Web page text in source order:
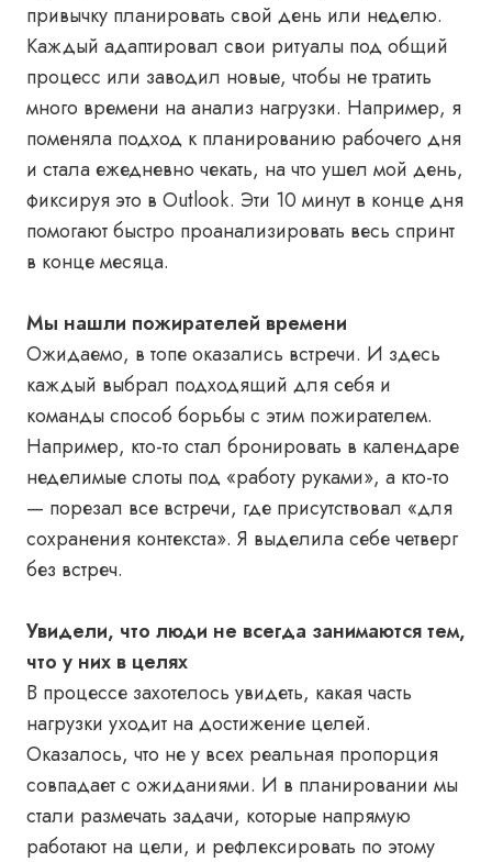
привычку планировать свой день или неделю.
Каждый адаптировал свои ритуалы под общий
процесс или заводил новые, чтобы не тратить
много времени на анализ нагрузки. Например, я
поменяла подход к планированию рабочего дня
и стала ежедневно чекать, на что ушел мой день,
фиксируя это в Outlook. Эти 10 минут в конце дня
помогают быстро проанализировать весь спринт
в конце месяца.
Мы нашли пожирателей времени
Ожидаемо, в топе оказались встречи. И здесь
каждый выбрал подходящий для себя и
команды способ борьбы с этим пожирателем.
Например, кто-то стал бронировать в календаре
неделимые слоты под «работу руками», а кто-то
— порезал все встречи, где присутствовал «для
сохранения контекста». Я выделила себе четверг
без встреч.
Увидели, что люди не всегда занимаются тем,
что у них в целях
В процессе захотелось увидеть, какая часть
нагрузки уходит на достижение целей.
Оказалось, что не у всех реальная пропорция
совпадает с ожиданиями. И в планировании мы
стали размечать задачи, которые напрямую
работают на цели, и рефлексировать по этому